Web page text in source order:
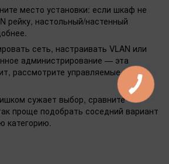
место установки: если шкаф не
рейку, настольный/настенный
сеть, настраивать VLAN или
администрирование — эта
рассмотрите управляемые
сужает выбор, сравните
проще подобрать соседний вариант
категорию.